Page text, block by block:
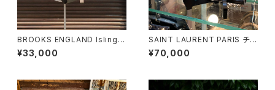
BROOKS ENGLAND Islingto
n Rucksack
¥33,000
SAINT LAURENT PARIS チェ
ーンショルダーウォレット
¥70,000